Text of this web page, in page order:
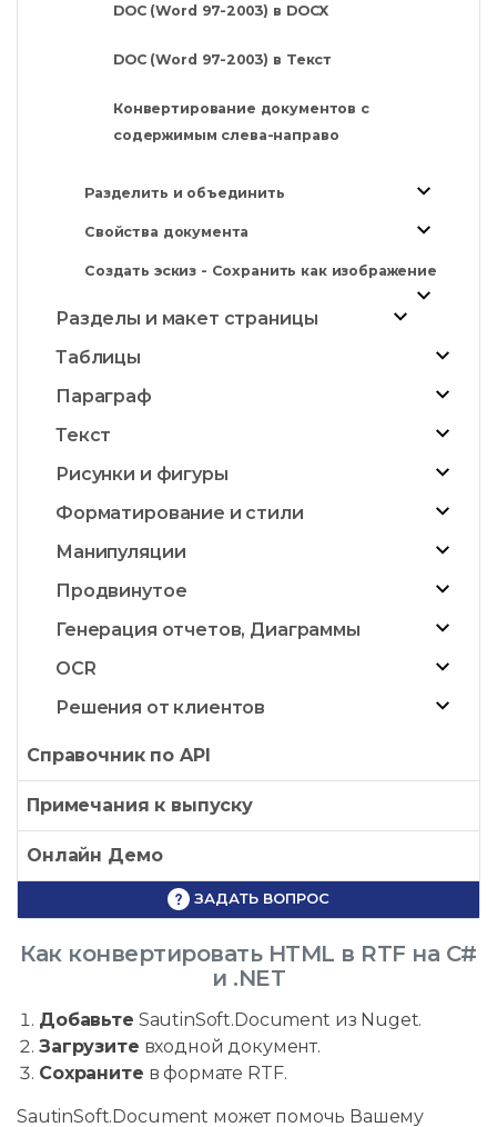
DOC (Word 97-2003) в DOCX
DOC (Word 97-2003) в Текст
Конвертирование документов с
содержимым слева-направо
Разделить и объединить
Свойства документа
Создать эскиз - Сохранить как изображение
Разделы и макет страницы
Таблицы
Параграф
Текст
Рисунки и фигуры
Форматирование и стили
Манипуляции
Продвинутое
Генерация отчетов, Диаграммы
OCR
Решения от клиентов
Справочник по API
Примечания к выпуску
Онлайн Демо
ЗАДАТЬ ВОПРОС
Как конвертировать HTML в RTF на C#
и .NET
Добавьте SautinSoft.Document из Nuget.
Загрузите входной документ.
Сохраните в формате RTF.
SautinSoft.Document может помочь Вашему